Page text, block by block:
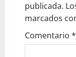
publicada.
marcados
Comentario *